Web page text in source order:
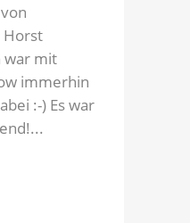
Horst
war mit
immerhin
:-) Es war